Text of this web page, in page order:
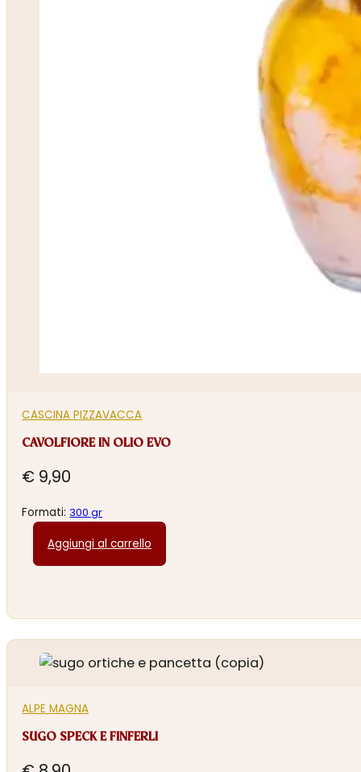
CASCINA PIZZAVACCA
CAVOLFIORE IN OLIO EVO
€ 9,90
Formati:300 gr
Aggiungi al carrello
ALPE MAGNA
SUGO SPECK E FINFERLI